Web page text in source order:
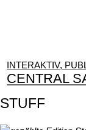
INTERAKTIV,
CENTRAL
STUFF